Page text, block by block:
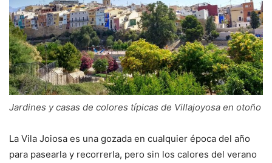
Jardines y casas de colores típicas de Villajoyosa en otoño
La Vila Joiosa es una gozada en cualquier época del año
para pasearla y recorrerla, pero sin los calores del verano